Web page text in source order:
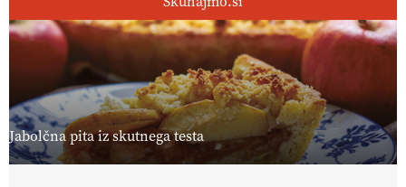
Jabolčna pita iz skutnega testa